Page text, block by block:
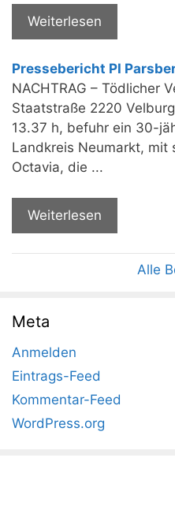
Weiterlesen
Pressebericht PI
NACHTRAG – Tödlicher
Staatstraße 2220
13.37 h, befuhr ein 30-
Landkreis Neumarkt, mit
Octavia, die ...
Weiterlesen
Alle
Meta
Anmelden
Eintrags-Feed
Kommentar-Feed
WordPress.org